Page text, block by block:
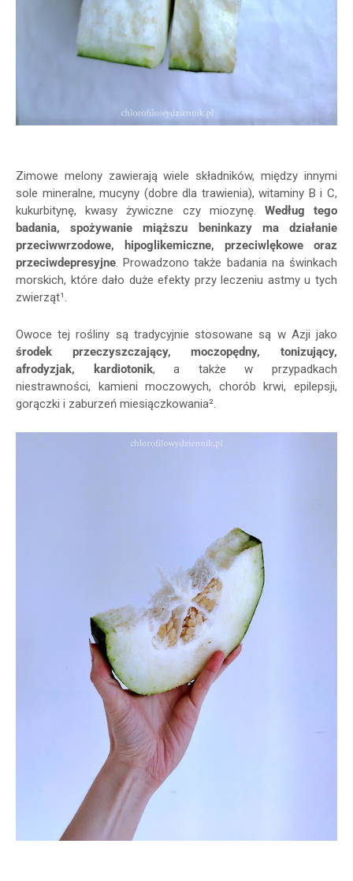
Zimowe melony zawierają wiele składników, między innymi
sole mineralne, mucyny (dobre dla trawienia),witaminy B i C,
kukurbitynę, kwasy żywiczne czy miozynę. Według tego
badania, spożywanie miąższu beninkazy ma działanie
przeciwwrzodowe, hipoglikemiczne, przeciwlękowe oraz
przeciwdepresyjne. Prowadzono także badania na świnkach
morskich, które dało duże efekty przy leczeniu astmy u tych
zwierząt¹.
Owoce tej rośliny są tradycyjnie stosowane są w Azji jako
środek przeczyszczający, moczopędny, tonizujący,
afrodyzjak, kardiotonik, a także w przypadkach
niestrawności, kamieni moczowych, chorób krwi, epilepsji,
gorączki i zaburzeń miesiączkowania².